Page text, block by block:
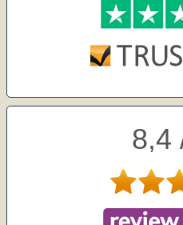
8,4